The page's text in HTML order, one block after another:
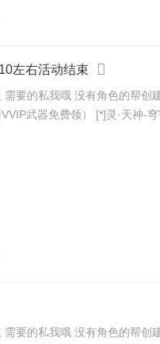
左右活动结束
要的私我哦 没有角色的帮
武器免费领） [*]灵·天神-
要的私我哦 没有角色的帮